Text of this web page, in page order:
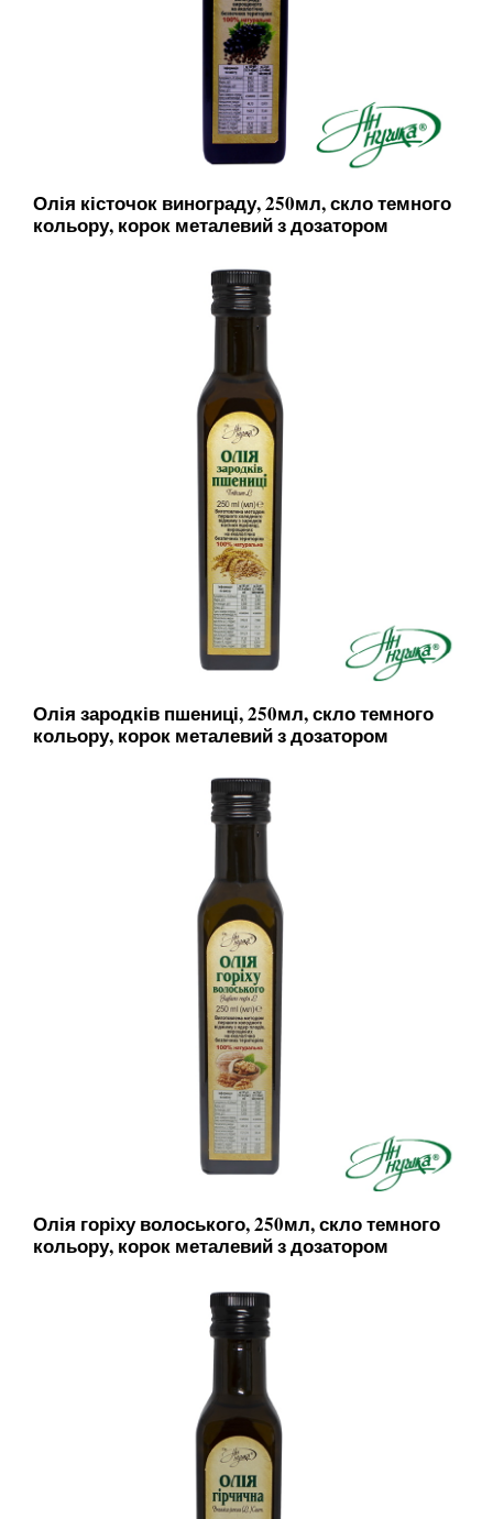
Олія кісточок винограду, 250мл, скло темного
кольору, корок металевий з дозатором
Олія зародків пшениці, 250мл, скло темного
кольору, корок металевий з дозатором
Олія горіху волоського, 250мл, скло темного
кольору, корок металевий з дозатором